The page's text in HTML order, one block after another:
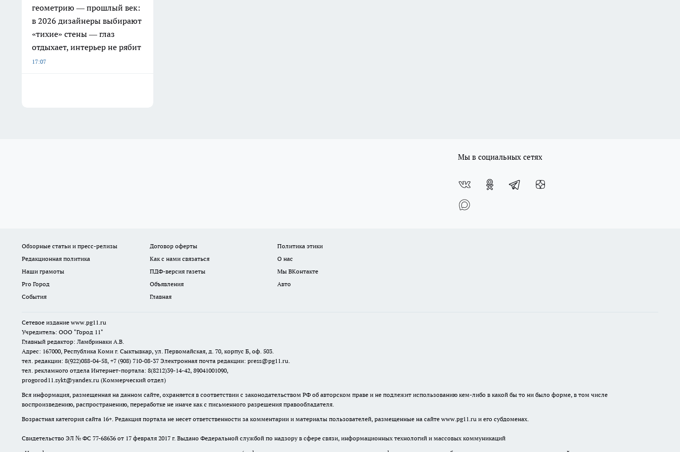
геометрию — прошлый век:
в 2026 дизайнеры выбирают
«тихие» стены — глаз
отдыхает, интерьер не рябит
17:07
Мы в социальных сетях
Обзорные статьи и пресс-релизы Договор оферты
Политика этики
Редакционная политика
Как с нами связаться
О нас
Наши грамоты
ПДФ-версия газеты
Мы ВКонтакте
Pro Город
Объявления
Авто
События
Главная
Сетевое издание www.pg11.ru
Учредитель: ООО "Город 11"
Главный редактор: Ламбринаки А.В.
Адрес: 167000, Республика Коми г. Сыктывкар, ул. Первомайская, д. 70, корпус Б, оф. 503.
тел. редакции: 8(922)088-04-58, +7 (908) 710-08-37 Электронная почта редакции: press@pg11.ru.
тел. рекламного отдела Интернет-портала: 8(8212)39-14-42, 89041001090,
progorod11.sykt@yandex.ru (Коммерческий отдел)
Вся информация, размещенная на данном сайте, охраняется в соответствии с законодательством РФ об авторском праве и не подлежит использованию кем-либо в какой бы то ни было форме, в том числе
воспроизведению, распространению, переработке не иначе как с письменного разрешения правообладателя.
Возрастная категория сайта 16+. Редакция портала не несет ответственности за комментарии и материалы пользователей, размещенные на сайте www.pg11.ru и его субдоменах.
Свидетельство ЭЛ № ФС 77-68636 от 17 февраля 2017 г. Выдано Федеральной службой по надзору в сфере связи, информационных технологий и массовых коммуникаций